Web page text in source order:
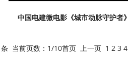
中国电建微电影《城市动脉守护者》
当前页数： 1/10首页上一页 1 2 3 4